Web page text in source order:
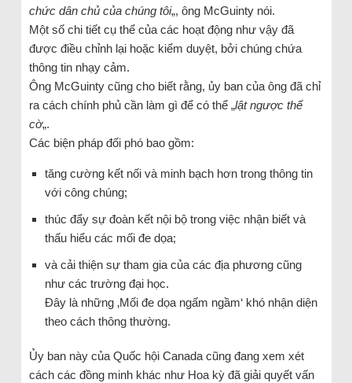
chức dân chủ của chúng tôi„, ông McGuinty nói.
Một số chi tiết cụ thể của các hoạt động như vậy đã
được điều chỉnh lại hoặc kiểm duyệt, bởi chúng chứa
thông tin nhạy cảm.
Ông McGuinty cũng cho biết rằng, ủy ban của ông đã chỉ
ra cách chính phủ cần làm gì để có thể „lật ngược thế
cờ„.
Các biện pháp đối phó bao gồm:
tăng cường kết nối và minh bạch hơn trong thông tin
với công chúng;
thúc đẩy sự đoàn kết nội bộ trong việc nhận biết và
thấu hiểu các mối đe dọa;
và cải thiện sự tham gia của các địa phương cũng
như các trường đại học.
Đây là những ‚Mối đe dọa ngấm ngầm‘ khó nhận diện
theo cách thông thường.
Ủy ban này của Quốc hội Canada cũng đang xem xét
cách các đồng minh khác như Hoa kỳ đã giải quyết vấn